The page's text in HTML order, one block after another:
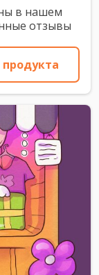
в нашем
отзывы